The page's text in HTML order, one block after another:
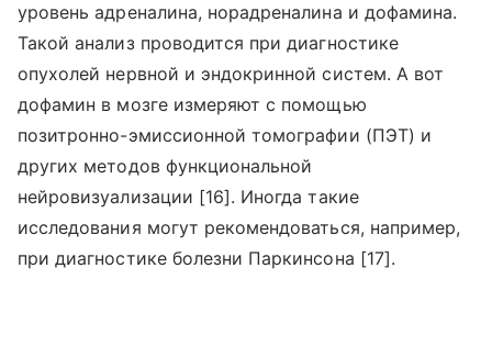
уровень адреналина, норадреналина и дофамина.
Такой анализ проводится при диагностике
опухолей нервной и эндокринной систем. А вот
дофамин в мозге измеряют с помощью
позитронно-эмиссионной томографии (ПЭТ) и
других методов функциональной
нейровизуализации [16]. Иногда такие
исследования могут рекомендоваться, например,
при диагностике болезни Паркинсона [17].